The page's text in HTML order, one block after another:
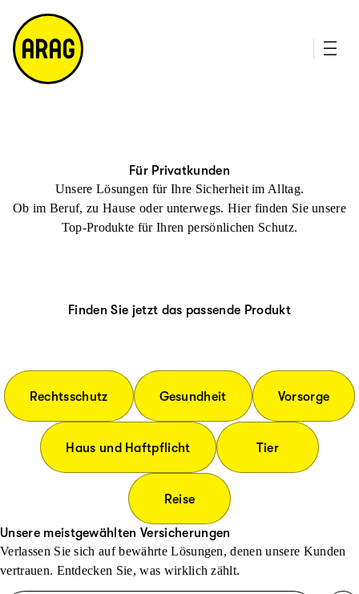
m
a
p
Für Privatkunden
Unsere Lösungen für Ihre Sicherheit im Alltag.
Ob im Beruf, zu Hause oder unterwegs. Hier finden Sie unsere
Top-Produkte für Ihren persönlichen Schutz.
Finden Sie jetzt das passende Produkt
Rechtsschutz Gesundheit Vorsorge
Haus und Haftpflicht Tier
Reise
Unsere meistgewählten Versicherungen
Verlassen Sie sich auf bewährte Lösungen, denen unsere Kunden
vertrauen. Entdecken Sie, was wirklich zählt.